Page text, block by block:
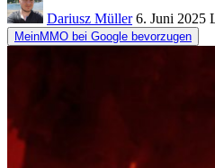
Dariusz Müller 6. Juni 2025
MeinMMO bei Google bevorzugen